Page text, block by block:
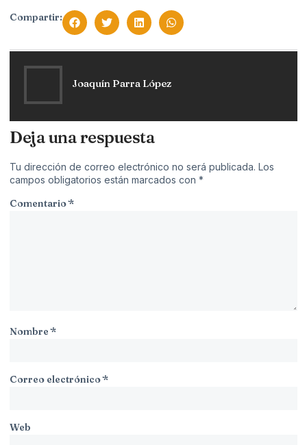
Compartir:
Joaquín Parra López
Deja una respuesta
Tu dirección de correo electrónico no será publicada. Los
campos obligatorios están marcados con *
Comentario*
Nombre*
Correo electrónico*
Web